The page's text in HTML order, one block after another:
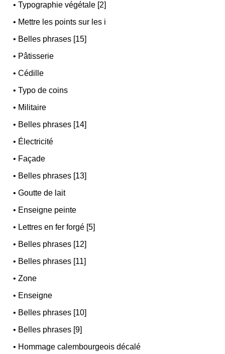
•Typographie végétale [2]
• Mettre les points sur les i
• Belles phrases [15]
• Pâtisserie
•Cédille
•Typo de coins
• Militaire
• Belles phrases [14]
• Électricité
• Façade
• Belles phrases [13]
•Goutte de lait
• Enseigne peinte
• Lettres en fer forgé [5]
• Belles phrases [12]
• Belles phrases [11]
•Zone
• Enseigne
• Belles phrases [10]
• Belles phrases [9]
• Hommage calembourgeois décalé